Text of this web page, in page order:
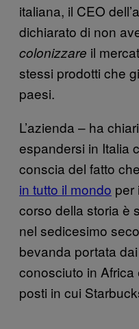
italiana, il CEO
dichiarato di non
colonizzare il
stessi prodotti che
paesi.
L’azienda – ha
espandersi in Italia
conscia del fatto
in tutto il mondo per
corso della storia è
nel sedicesimo
bevanda portata
conosciuto in
posti in cui